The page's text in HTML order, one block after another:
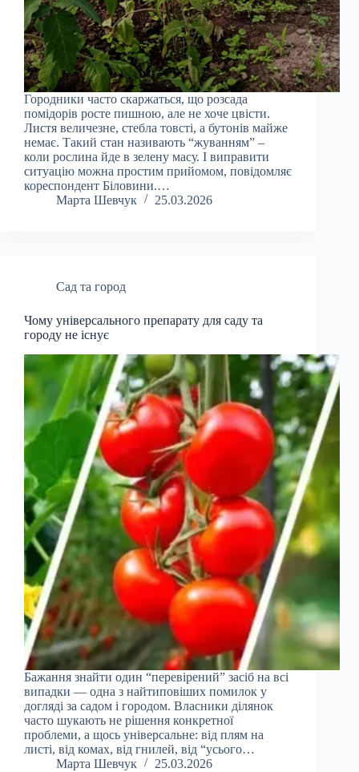
Городники часто скаржаться, що розсада
помідорів росте пишною, але не хоче цвісти.
Листя величезне, стебла товсті, а бутонів майже
немає. Такий стан називають “жуванням” –
коли рослина йде в зелену масу. І виправити
ситуацію можна простим прийомом, повідомляє
кореспондент Біловини.…
Марта Шевчук
25.03.2026
Сад та город
Чому універсального препарату для саду та
городу не існує
Бажання знайти один “перевірений” засіб на всі
випадки — одна з найтиповіших помилок у
догляді за садом і городом. Власники ділянок
часто шукають не рішення конкретної
проблеми, а щось універсальне: від плям на
листі, від комах, від гнилей, від “усього…
Марта Шевчук
25.03.2026